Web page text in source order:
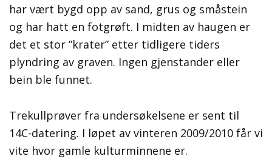
har vært bygd opp av sand, grus og småstein
og har hatt en fotgrøft. I midten av haugen er
det et stor ”krater” etter tidligere tiders
plyndring av graven. Ingen gjenstander eller
bein ble funnet.
Trekullprøver fra undersøkelsene er sent til
14C-datering. I løpet av vinteren 2009/2010 får vi
vite hvor gamle kulturminnene er.